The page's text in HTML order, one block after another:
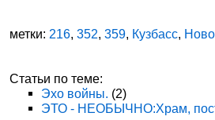
метки: 216,352,359, Кузбасс,
Статьи по теме:
Эхо войны. (2)
ЭТО - НЕОБЫЧНО:Храм,